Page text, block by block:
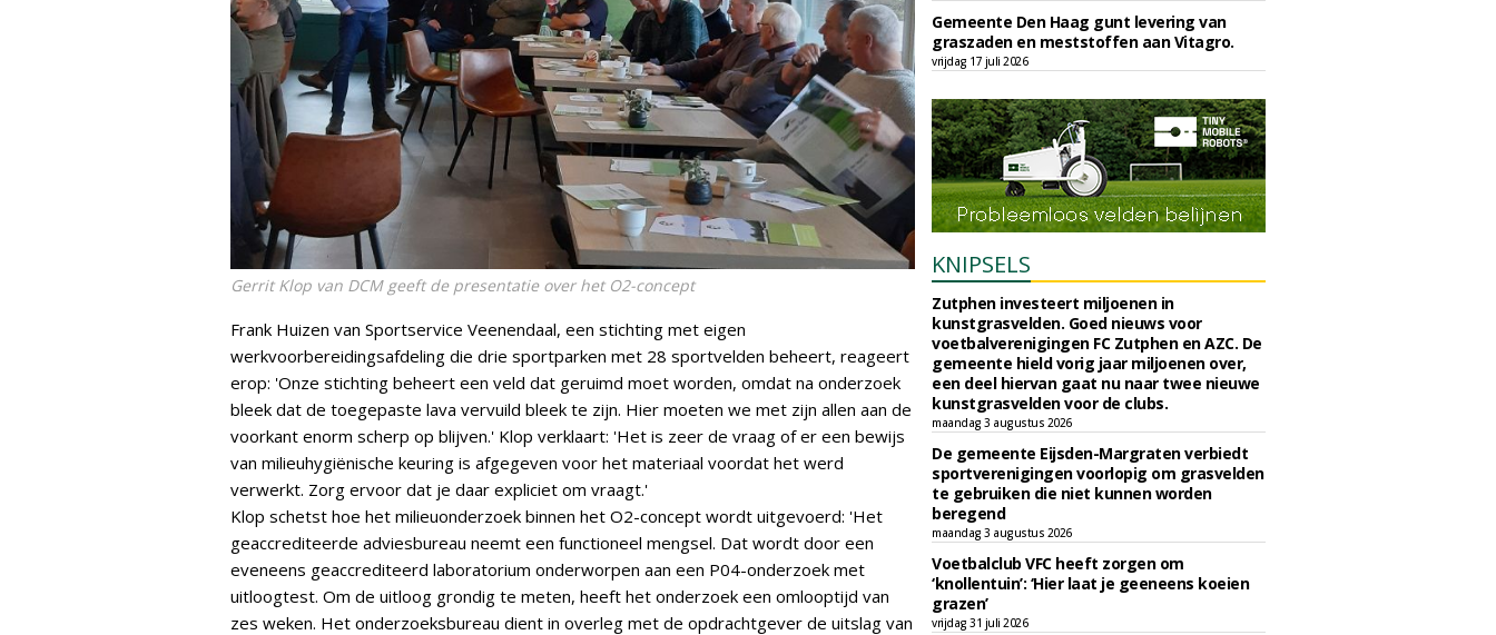
Gerrit Klop van DCM geeft de presentatie over het O2-concept
Frank Huizen van Sportservice Veenendaal, een stichting met eigen
werkvoorbereidingsafdeling die drie sportparken met 28 sportvelden beheert, reageert
erop: 'Onze stichting beheert een veld dat geruimd moet worden, omdat na onderzoek
bleek dat de toegepaste lava vervuild bleek te zijn. Hier moeten we met zijn allen aan de
voorkant enorm scherp op blijven.' Klop verklaart: 'Het is zeer de vraag of er een bewijs
van milieuhygiënische keuring is afgegeven voor het materiaal voordat het werd
verwerkt. Zorg ervoor dat je daar expliciet om vraagt.'
Klop schetst hoe het milieuonderzoek binnen het O2-concept wordt uitgevoerd: 'Het
geaccrediteerde adviesbureau neemt een functioneel mengsel. Dat wordt door een
eveneens geaccrediteerd laboratorium onderworpen aan een P04-onderzoek met
uitloogtest. Om de uitloog grondig te meten, heeft het onderzoek een omlooptijd van
zes weken. Het onderzoeksbureau dient in overleg met de opdrachtgever de uitslag van
Gemeente Den Haag gunt levering van
graszaden en meststoffen aan Vitagro.
vrijdag 17 juli 2026
KNIPSELS
Zutphen investeert miljoenen in
kunstgrasvelden. Goed nieuws voor
voetbalverenigingen FC Zutphen en AZC. De
gemeente hield vorig jaar miljoenen over,
een deel hiervan gaat nu naar twee nieuwe
kunstgrasvelden voor de clubs.
maandag 3 augustus 2026
De gemeente Eijsden-Margraten verbiedt
sportverenigingen voorlopig om grasvelden
te gebruiken die niet kunnen worden
beregend
maandag 3 augustus 2026
Voetbalclub VFC heeft zorgen om
‘knollentuin’: ‘Hier laat je geeneens koeien
grazen’
vrijdag 31 juli 2026